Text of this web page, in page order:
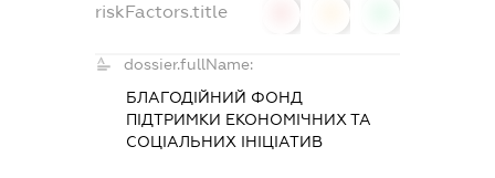
riskFactors.title
dossier.fullName:
БЛАГОДІЙНИЙ ФОНД
ПІДТРИМКИ ЕКОНОМІЧНИХ ТА
СОЦІАЛЬНИХ ІНІЦІАТИВ